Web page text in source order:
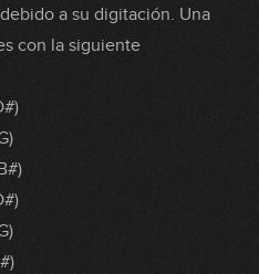
a su digitación. Una
con la siguiente